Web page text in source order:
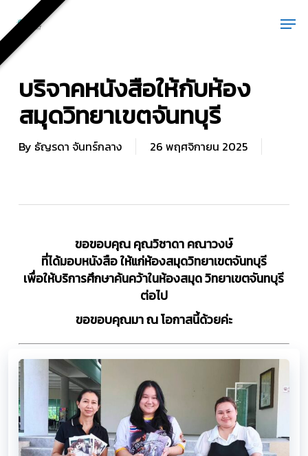
main
content
บริจาคหนังสือให้กับห้อง
สมุดวิทยาเขตจันทบุรี
By ธัญรดา จันทร์กลาง 26 พฤศจิกายน 2025
ขอขอบคุณ คุณวิชาดา คณาวงษ์
ที่ได้มอบหนังสือ ให้แก่ห้องสมุดวิทยาเขตจันทบุรี
เพื่อให้บริการศึกษาค้นคว้าในห้องสมุด วิทยาเขตจันทบุรี
ต่อไป
ขอขอบคุณมา ณ โอกาสนี้ด้วยค่ะ